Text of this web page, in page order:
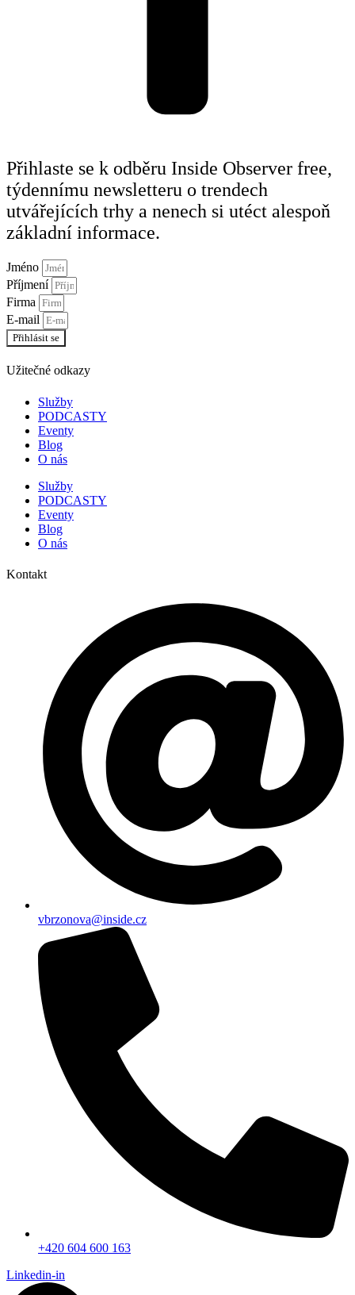
Přihlaste se k odběru Inside Observer free,
týdennímu newsletteru o trendech
utvářejících trhy a nenech si utéct alespoň
základní informace.
Jméno
Příjmení
Firma
E-mail
Přihlásit se
Užitečné odkazy
Služby
PODCASTY
Eventy
Blog
O nás
Služby
PODCASTY
Eventy
Blog
O nás
Kontakt
vbrzonova@inside.cz
+420 604 600 163
Linkedin-in